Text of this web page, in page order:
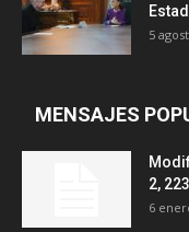
5
MENSAJES
2,
6